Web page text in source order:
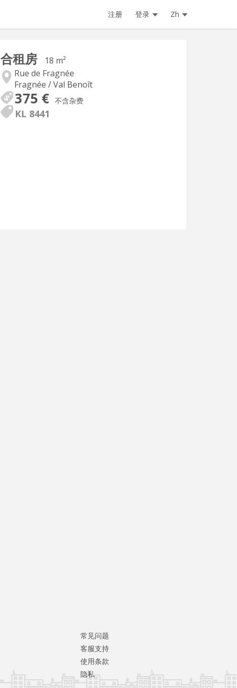
注册 登录 Zh
合租房
18 m²
Rue de Fragnée
Fragnée / Val Benoît
375 € 不含杂费
KL 8441
常见问题
客服支持
使用条款
隐私